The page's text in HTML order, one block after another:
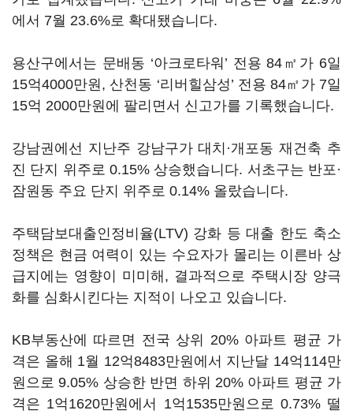
에서 7월 23.6%로 확대됐습니다.
용산구에서는 문배동 ‘아크로타워’ 전용 84㎡가 6일
15억4000만원, 산천동 ‘리버힐삼성’ 전용 84㎡가 7일
15억 2000만원에 팔리면서 신고가를 기록했습니다.
강남권에선 지난주 강남구가 대치·개포동 재건축 추
진 단지 위주로 0.15% 상승했습니다. 서초구는 반포·
잠원동 주요 단지 위주로 0.14% 올랐습니다.
주택담보대출인정비율(LTV) 강화 등 대출 한도 축소
정책은 현금 여력이 있는 수요자가 몰리는 이른바 상
급지에는 영향이 미미해, 결과적으로 주택시장 양극
화를 심화시킨다는 지적이 나오고 있습니다.
KB부동산에 따르면 전국 상위 20% 아파트 평균 가
격은 올해 1월 12억8483만원에서 지난달 14억114만
원으로 9.05% 상승한 반면 하위 20% 아파트 평균 가
격은 1억1620만원에서 1억1535만원으로 0.73% 떨